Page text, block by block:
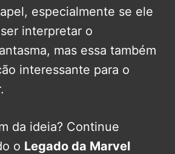
especialmente se ele
interpretar o
mas essa também
interessante para o
da ideia? Continue
o Legado da Marvel